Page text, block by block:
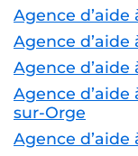
Agence
Agence
Agence
Agence
sur-Orge
Agence